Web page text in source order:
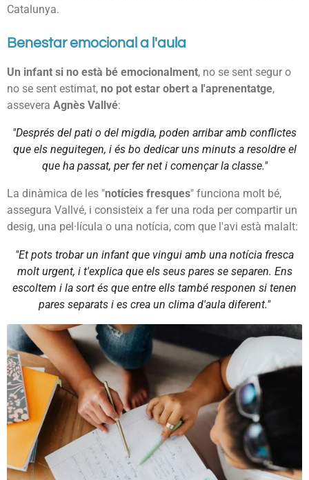
Catalunya.
Benestar emocional a l'aula
Un infant si no està bé emocionalment, no se sent segur o
no se sent estimat, no pot estar obert a l'aprenentatge,
assevera Agnès Vallvé:
"Després del pati o del migdia, poden arribar amb conflictes
que els neguitegen, i és bo dedicar uns minuts a resoldre el
que ha passat, per fer net i començar la classe."
La dinàmica de les "notícies fresques" funciona molt bé,
assegura Vallvé, i consisteix a fer una roda per compartir un
desig, una pel·lícula o una notícia, com que l'avi està malalt:
"Et pots trobar un infant que vingui amb una notícia fresca
molt urgent, i t'explica que els seus pares se separen. Ens
escoltem i la sort és que entre ells també responen si tenen
pares separats i es crea un clima d'aula diferent."